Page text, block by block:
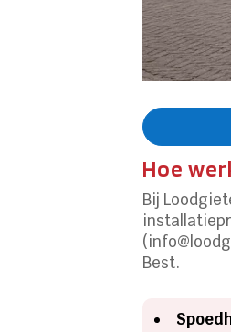
Hoe
Bij
Best.